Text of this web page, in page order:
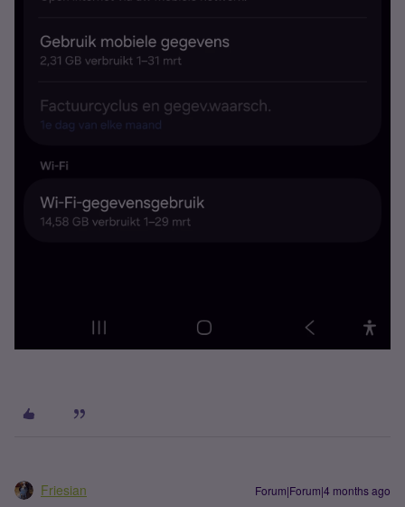
Friesian Forum|Forum|4 months ago